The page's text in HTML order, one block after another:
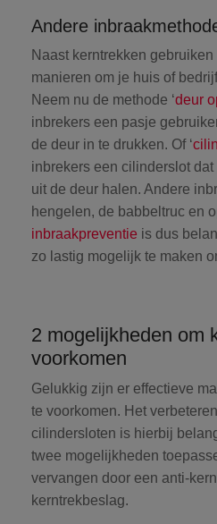
Andere
Naast kerntrekken
manieren om je huis of
Neem nu de methode ‘deur
inbrekers een pasje
de deur in te drukken. Of ‘
inbrekers een cilinderslot
uit de deur halen. Andere
hengelen, de babbeltruc en
inbraakpreventie is dus
zo lastig mogelijk te maken
2 mogelijkheden om
voorkomen
Gelukkig zijn er effectieve
te voorkomen. Het
cilindersloten is hierbij
twee mogelijkheden
vervangen door een anti-
kerntrekbeslag.